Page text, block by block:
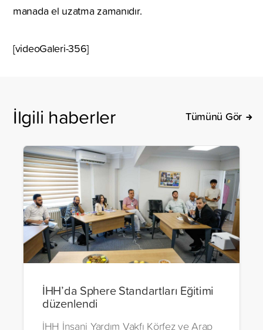
manada el uzatma zamanıdır.
[videoGaleri-356]
İlgili haberler Tümünü Gör
İHH’da Sphere Standartları Eğitimi
düzenlendi
İHH İnsani Yardım Vakfı Körfez ve Arap